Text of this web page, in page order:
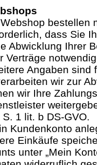
bestellen
dass Sie
Abwicklung Ihrer
Verträge
Angaben sind
wir zur
wir Ihre
1 lit. b DS-GVO.
Kundenkonto
Einkäufe
unter „Mein